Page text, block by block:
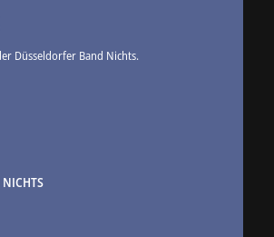
Düsseldorfer Band Nichts.